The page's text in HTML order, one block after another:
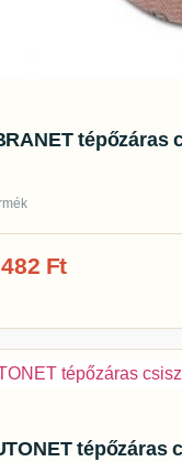
tépőzáras
482 Ft
tépőzáras